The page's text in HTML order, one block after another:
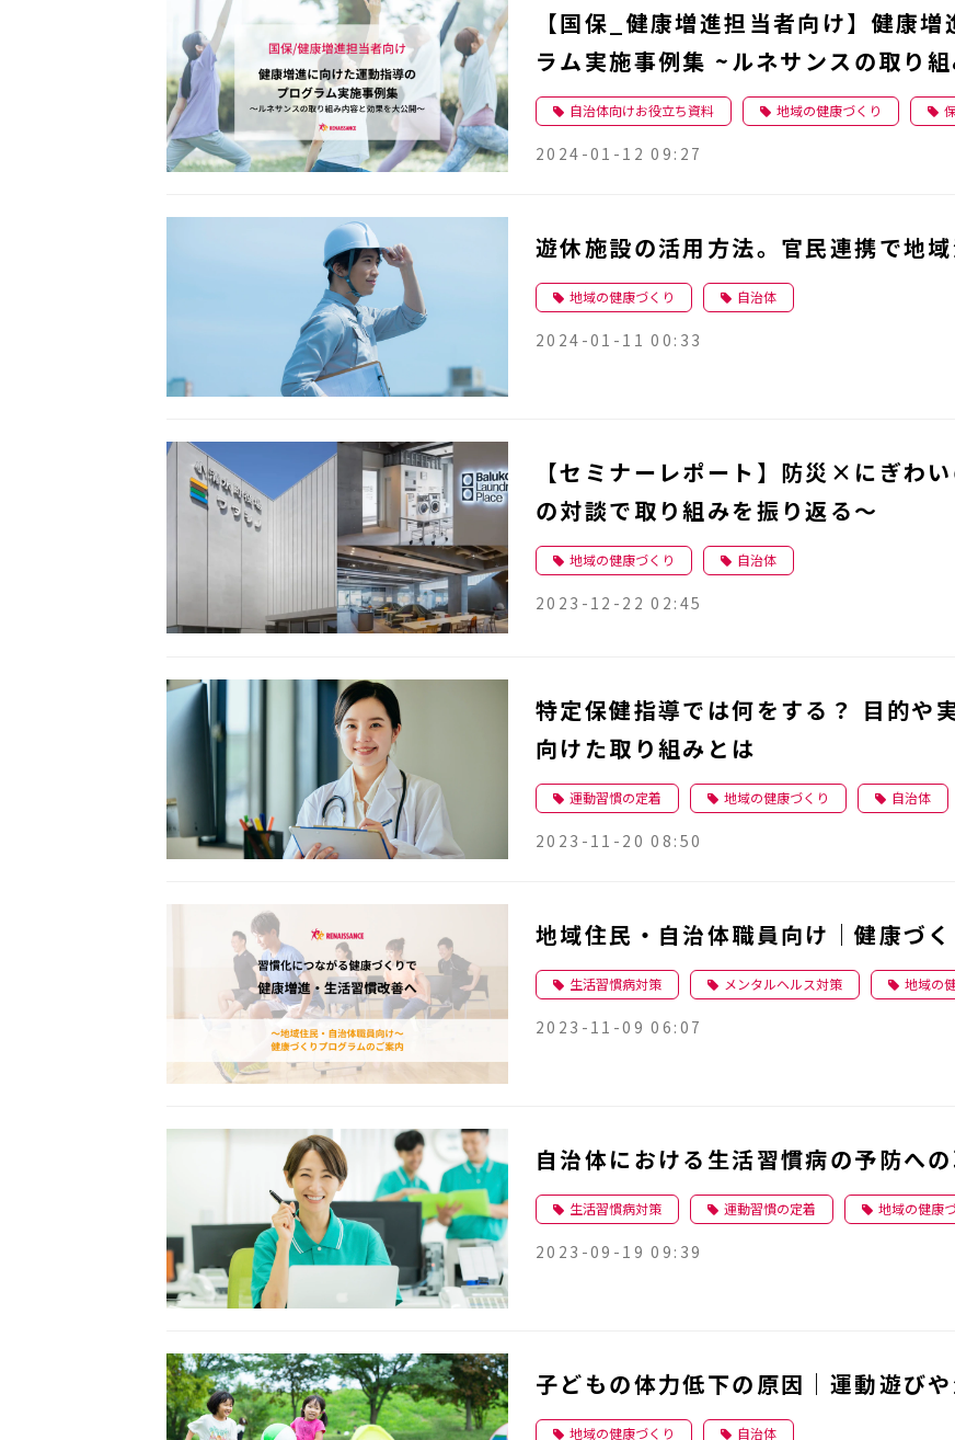
【国保_健康増進担当者向け】健康
ラム実施事例集 ~ルネサンスの取り
自治体向けお役立ち資料 地域の健康づくり
2024-01-12 09:27
遊休施設の活用方法。官民連携で地
地域の健康づくり 自治体
2024-01-11 00:33
【セミナーレポート】防災×にぎわ
の対談で取り組みを振り返る～
地域の健康づくり 自治体
2023-12-22 02:45
特定保健指導では何をする？ 目的や
向けた取り組みとは
運動習慣の定着 地域の健康づくり 自治体
2023-11-20 08:50
地域住民・自治体職員向け｜健康づ
生活習慣病対策 メンタルヘルス対策 地域の
2023-11-09 06:07
自治体における生活習慣病の予防へ
生活習慣病対策 運動習慣の定着 地域の健康
2023-09-19 09:39
子どもの体力低下の原因｜運動遊び
地域の健康づくり 自治体